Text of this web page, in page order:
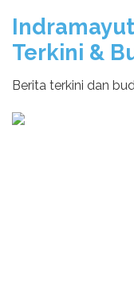
Terkini &
Berita terkini dan